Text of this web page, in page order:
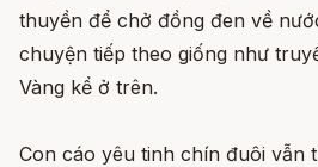
thuyền để chở đồng đen về
chuyện tiếp theo giống như
Vàng kể ở trên.
Con cáo yêu tinh chín đuôi vẫn